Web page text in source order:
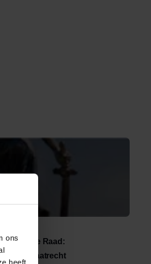
ons
heeft
Hoge Raad: